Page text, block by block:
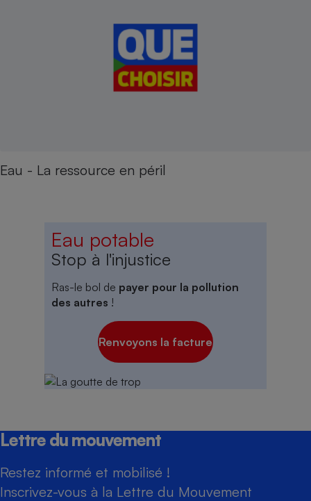
Eau - La ressource en péril
Eau potable
Stop à l'injustice
Ras-le bol de payer pour la pollution
des autres !
Renvoyons la facture
Lettre du mouvement
Restez informé et mobilisé !
Inscrivez-vous à la Lettre du Mouvement